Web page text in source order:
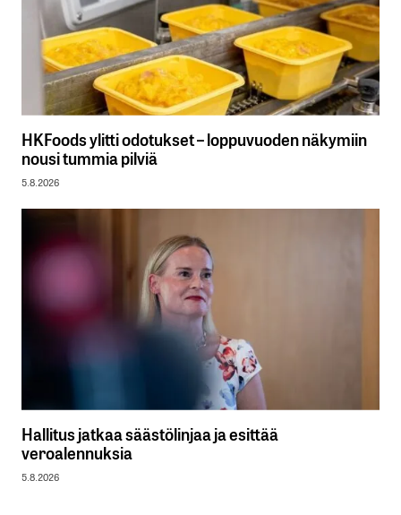
HKFoods ylitti odotukset – loppuvuoden näkymiin
nousi tummia pilviä
5.8.2026
Hallitus jatkaa säästölinjaa ja esittää
veroalennuksia
5.8.2026